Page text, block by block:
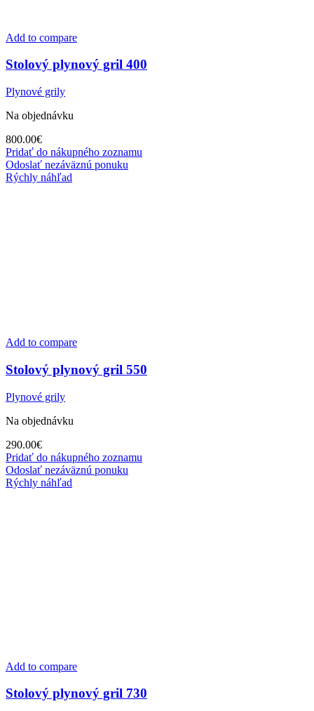
Add to compare
Stolový plynový gril 400
Plynové grily
Na objednávku
800.00€
Pridať do nákupného zoznamu
Odoslať nezáväznú ponuku
Rýchly náhľad
Add to compare
Stolový plynový gril 550
Plynové grily
Na objednávku
290.00€
Pridať do nákupného zoznamu
Odoslať nezáväznú ponuku
Rýchly náhľad
Add to compare
Stolový plynový gril 730